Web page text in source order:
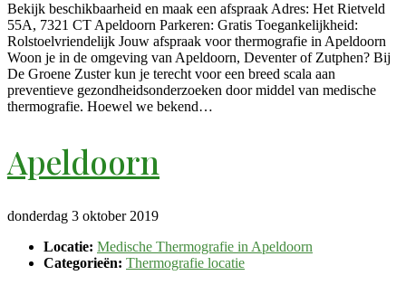
Bekijk beschikbaarheid en maak een afspraak Adres: Het Rietveld
55A, 7321 CT Apeldoorn Parkeren: Gratis Toegankelijkheid:
Rolstoelvriendelijk Jouw afspraak voor thermografie in Apeldoorn
Woon je in de omgeving van Apeldoorn, Deventer of Zutphen? Bij
De Groene Zuster kun je terecht voor een breed scala aan
preventieve gezondheidsonderzoeken door middel van medische
thermografie. Hoewel we bekend…
Apeldoorn
donderdag 3 oktober 2019
Locatie: Medische Thermografie in Apeldoorn
Categorieën: Thermografie locatie